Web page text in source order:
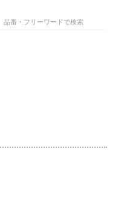
品番・フリーワードで検索